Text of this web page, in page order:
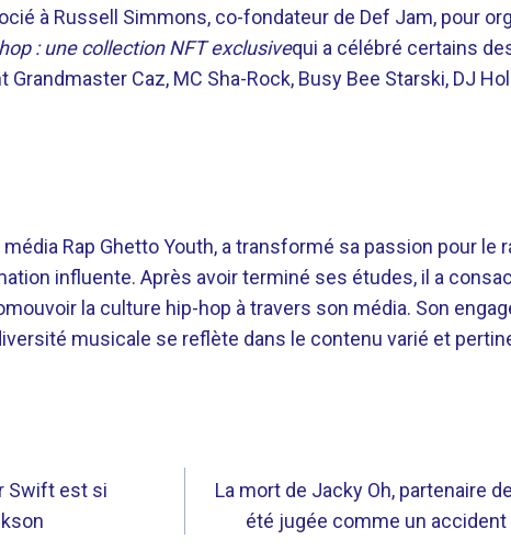
à Russell Simmons, co-fondateur de Def Jam, pour
: une collection NFT exclusivequi a célébré certains
Caz, MC Sha-Rock, Busy Bee Starski, DJ
Rap Ghetto Youth, a transformé sa passion pour le
influente. Après avoir terminé ses études, il a
la culture hip-hop à travers son média. Son
musicale se reflète dans le contenu varié et
Swift est si
La mort de Jacky Oh, partenaire
été jugée comme un accident